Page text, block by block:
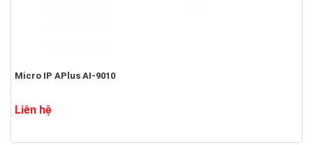
Micro IP APlus AI-9010
Liên hệ